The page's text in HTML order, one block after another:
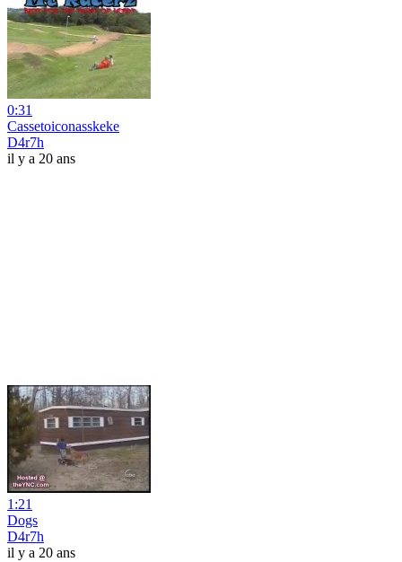
0:31
Cassetoiconasskeke
D4r7h
il y a 20 ans
1:21
Dogs
D4r7h
il y a 20 ans